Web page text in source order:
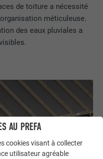
de toiture a nécessité
méticuleuse.
des eaux pluviales a
AU PREFA
cookies visant à collecter
utilisateur agréable